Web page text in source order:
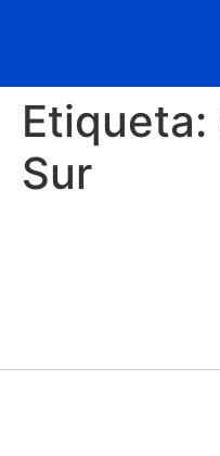
Etiqueta:
Sur